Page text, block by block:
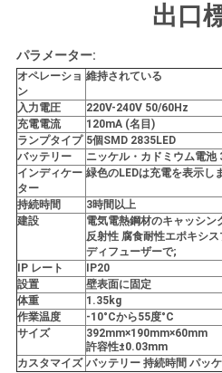
い
引
用
を
求
し
な
出口
パラメーター:
オペレーショ
ン
維持されている
入力電圧
220V-240V 50/60Hz
充電電流
120mA (名目)
ランプタイプ 5個SMD 2835LED
バッテリー
ニッケル・カドミウム電池
インディケー
ター
緑色のLEDは充電を表示し
持続時間
3時間以上
建設
電気電熱鋼材のキャッシン
反射性 腐食耐性エポキシ
ディフューザーで;
IP レート
IP20
設置
壁表面に固定
体重
1.35kg
作業温度
-10°Cから55度°C
サイズ
392mm×190mm×60mm
許容性±0.03mm
カスタマイズ バッテリー 持続時間 パッ